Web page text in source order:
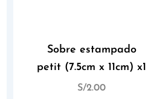
Sobre estampado
petit (7.5cm x 11cm) x1
S/2.00